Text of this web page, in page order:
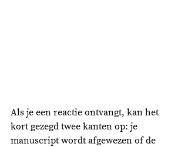
Als je een reactie ontvangt, kan het
kort gezegd twee kanten op: je
manuscript wordt afgewezen of de